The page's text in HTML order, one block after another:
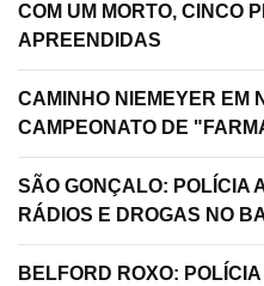
COM UM MORTO, CINCO
APREENDIDAS
CAMINHO NIEMEYER EM
CAMPEONATO DE
SÃO GONÇALO: POLÍCIA
RÁDIOS E DROGAS NO
BELFORD ROXO: